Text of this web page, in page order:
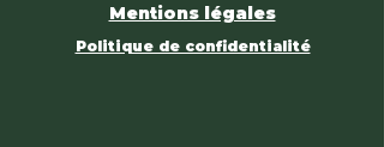
Mentions légales
Politique de confidentialité